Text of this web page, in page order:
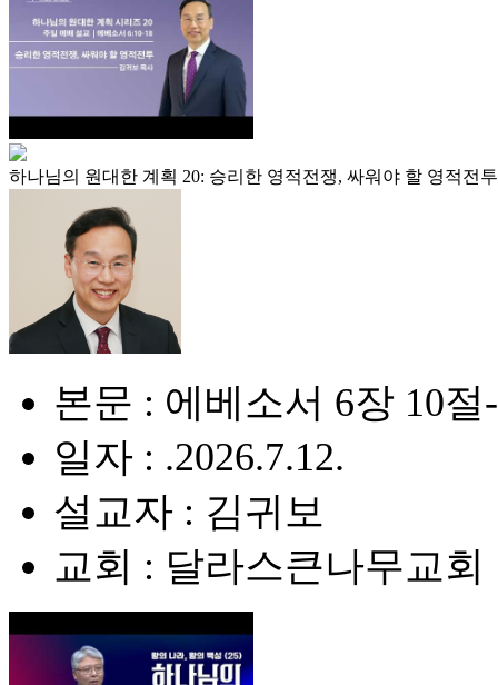
하나님의 원대한 계획 20: 승리한 영적전쟁, 싸워야 할 영적전투
본문 : 에베소서 6장 10절
일자 : .2026.7.12.
설교자 : 김귀보
교회 : 달라스큰나무교회